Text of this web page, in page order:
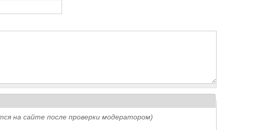
на сайте после проверки модератором)